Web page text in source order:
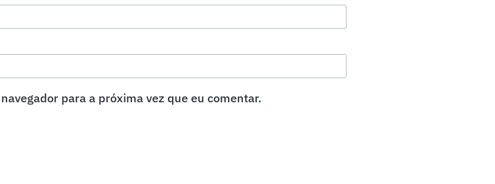
para a próxima vez que eu comentar.